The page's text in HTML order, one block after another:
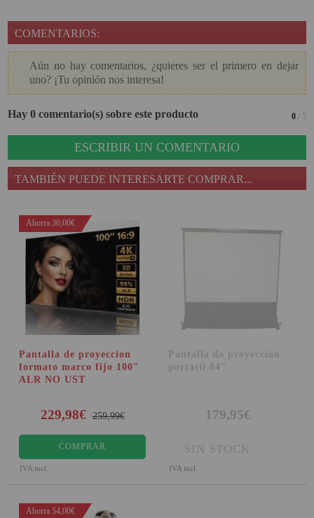
COMENTARIOS:
Aún no hay comentarios, ¿quieres ser el primero en dejar
uno? ¡Tu opinión nos interesa!
Hay 0 comentario(s) sobre este producto 0/ 5
ESCRIBIR UN COMENTARIO
TAMBIÉN PUEDE INTERESARTE COMPRAR...
Ahorra 30,00€
Pantalla de proyeccion
formato marco fijo 100"
ALR NO UST
229,98€ 259,99€
COMPRAR
IVA incl.
Pantalla de proyeccion
portatil 84"
179,95€
SIN STOCK
IVA incl.
Ahorra 54,00€